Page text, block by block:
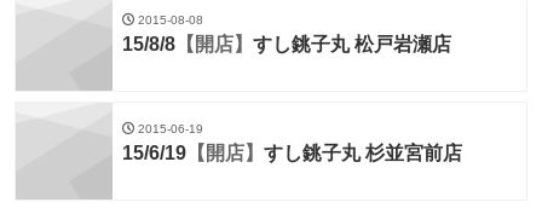
2015-08-08
15/8/8 【開店】 すし銚子丸 松戸岩瀬店
2015-06-19
15/6/19 【開店】 すし銚子丸 杉並宮前店